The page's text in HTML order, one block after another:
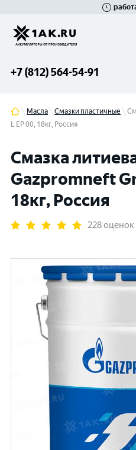
+7 (812) 564-54-91
Масла Смазки пластичные
L EP 00, 18кг, Россия
Смазка
Gazpromneft
18кг, Россия
228 оценок
Гатчина